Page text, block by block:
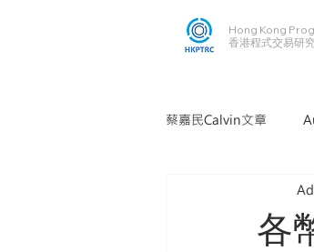
Hong Kong
香港程式交易研
蔡嘉民Calvin文章
各